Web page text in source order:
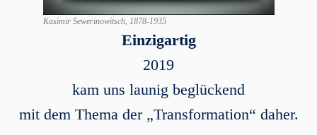
Kasimir Sewerinowitsch, 1878-1935
Einzigartig
2019
kam uns launig beglückend
mit dem Thema der „Transformation“ daher.